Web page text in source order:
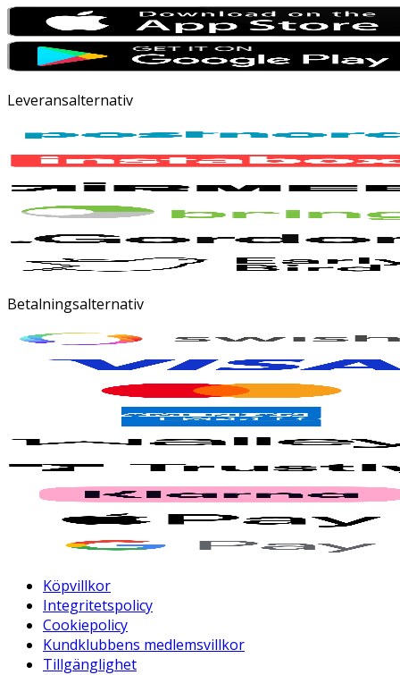
Leveransalternativ
Betalningsalternativ
Köpvillkor
Integritetspolicy
Cookiepolicy
Kundklubbens medlemsvillkor
Tillgänglighet